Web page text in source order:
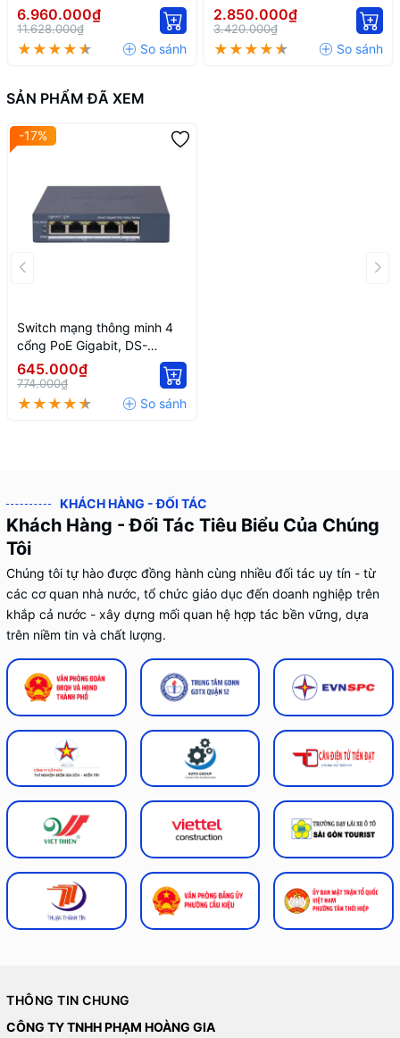
Hikvision IDS-7216HQHI-
M1/FA
6.960.000₫
11.628.000₫
Hikvision IDS-7208HQHI-
M1/FA
2.850.000₫
3.420.000₫
SẢN PHẨM ĐÃ XEM
-17%
Switch mạng thông minh 4
cổng PoE Gigabit, DS-
3E1505P-EI/M
645.000₫
774.000₫
KHÁCH HÀNG - ĐỐI TÁC
Khách Hàng - Đối Tác Tiêu Biểu Của Chúng
Tôi
Chúng tôi tự hào được đồng hành cùng nhiều đối tác uy tín - từ
các cơ quan nhà nước, tổ chức giáo dục đến doanh nghiệp trên
khắp cả nước - xây dựng mối quan hệ hợp tác bền vững, dựa
trên niềm tin và chất lượng.
THÔNG TIN CHUNG
CÔNG TY TNHH PHẠM HOÀNG GIA